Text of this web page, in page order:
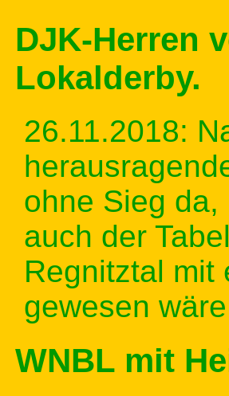
DJK-Herren
Lokalderby.
26.11.2018:
ohne Sieg
auch der
Regnitztal mit
gewesen
WNBL mit